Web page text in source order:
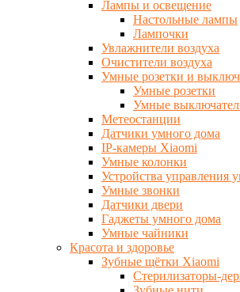
Лампы и освещение
Настольные лампы
Лампочки
Увлажнители воздуха
Очистители воздуха
Умные розетки и
Умные розетки
Умные
Метеостанции
Датчики умного дома
IP-камеры Xiaomi
Умные колонки
Устройства управления
Умные звонки
Датчики двери
Гаджеты умного дома
Умные чайники
Красота и здоровье
Зубные щётки Xiaomi
Стерилизаторы-